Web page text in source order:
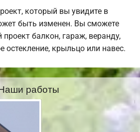
который вы увидите в
быть изменен. Вы сможете
балкон, гараж, веранду,
остекление, крыльцо или навес.
работы